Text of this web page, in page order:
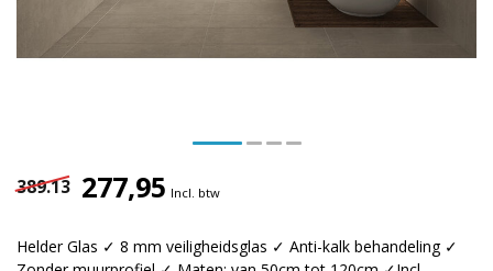
389.13 277,95 Incl. btw
Helder Glas ✓ 8 mm veiligheidsglas ✓ Anti-kalk behandeling ✓